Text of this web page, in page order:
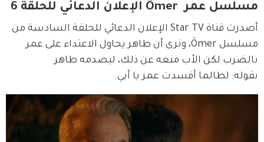
مسلسل عمر Ömer الإعلان الدعائي للحلقة 6
أصدرت قناة Star TV الإعلان الدعائي للحلقة السادسة من
مسلسل Ömer، ونرى أن طاهر يحاول الاعتداء على عمر
بالضرب لكن الأب منعه عن ذلك، ليصدمه طاهر
بقوله: لطالما أفسدت عمر يا أبي.